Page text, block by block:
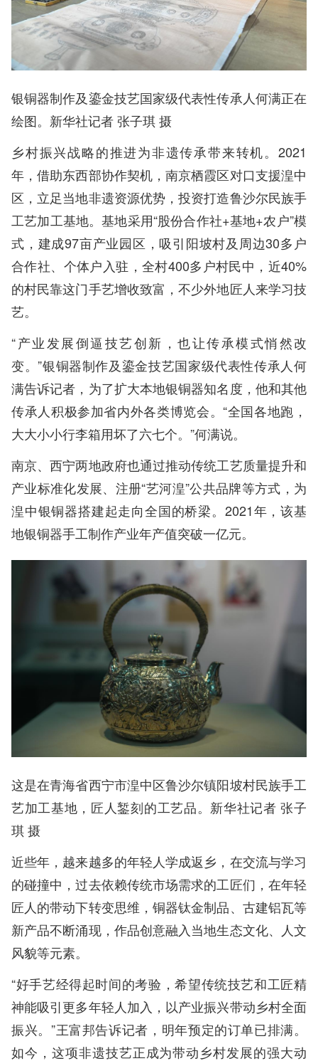
银铜器制作及鎏金技艺国家级代表性传承人何满正在
绘图。新华社记者 张子琪 摄
乡村振兴战略的推进为非遗传承带来转机。2021
年，借助东西部协作契机，南京栖霞区对口支援湟中
区，立足当地非遗资源优势，投资打造鲁沙尔民族手
工艺加工基地。基地采用“股份合作社+基地+农户”模
式，建成97亩产业园区，吸引阳坡村及周边30多户
合作社、个体户入驻，全村400多户村民中，近40%
的村民靠这门手艺增收致富，不少外地匠人来学习技
艺。
“产业发展倒逼技艺创新，也让传承模式悄然改
变。”银铜器制作及鎏金技艺国家级代表性传承人何
满告诉记者，为了扩大本地银铜器知名度，他和其他
传承人积极参加省内外各类博览会。“全国各地跑，
大大小小行李箱用坏了六七个。”何满说。
南京、西宁两地政府也通过推动传统工艺质量提升和
产业标准化发展、注册“艺河湟”公共品牌等方式，为
湟中银铜器搭建起走向全国的桥梁。2021年，该基
地银铜器手工制作产业年产值突破一亿元。
这是在青海省西宁市湟中区鲁沙尔镇阳坡村民族手工
艺加工基地，匠人錾刻的工艺品。新华社记者 张子
琪 摄
近些年，越来越多的年轻人学成返乡，在交流与学习
的碰撞中，过去依赖传统市场需求的工匠们，在年轻
匠人的带动下转变思维，铜器钛金制品、古建铝瓦等
新产品不断涌现，作品创意融入当地生态文化、人文
风貌等元素。
“好手艺经得起时间的考验，希望传统技艺和工匠精
神能吸引更多年轻人加入，以产业振兴带动乡村全面
振兴。”王富邦告诉记者，明年预定的订单已排满。
如今，这项非遗技艺正成为带动乡村发展的强大动